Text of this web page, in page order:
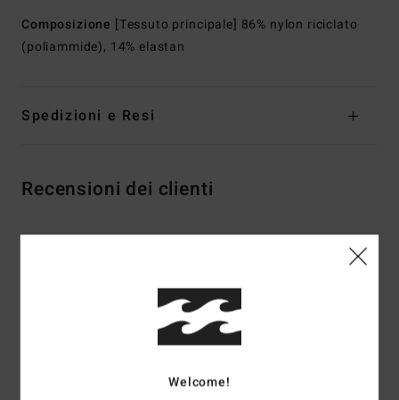
Composizione [Tessuto principale] 86% nylon riciclato
(poliammide), 14% elastan
Spedizioni e Resi
Recensioni dei clienti
5.0/5
Il 100% dei nostri clienti consiglia questo prodotto
Welcome!